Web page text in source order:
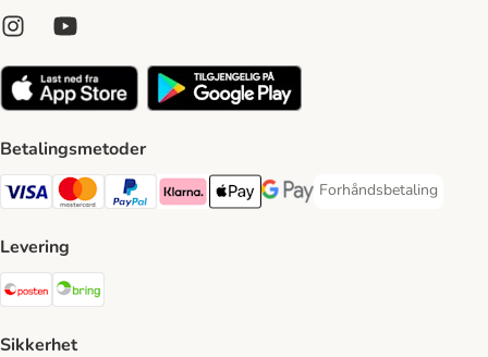
Betalingsmetoder
Visa Payment Method
Mastercard Payment Method
PayPal Payment Method
Klarna Payment Method
Apple Pay Payment Method
Google Pay Payment Method
Forhåndsbetaling
Forhåndsbetaling
Levering
Posten Shipping Method
Sikkerhet